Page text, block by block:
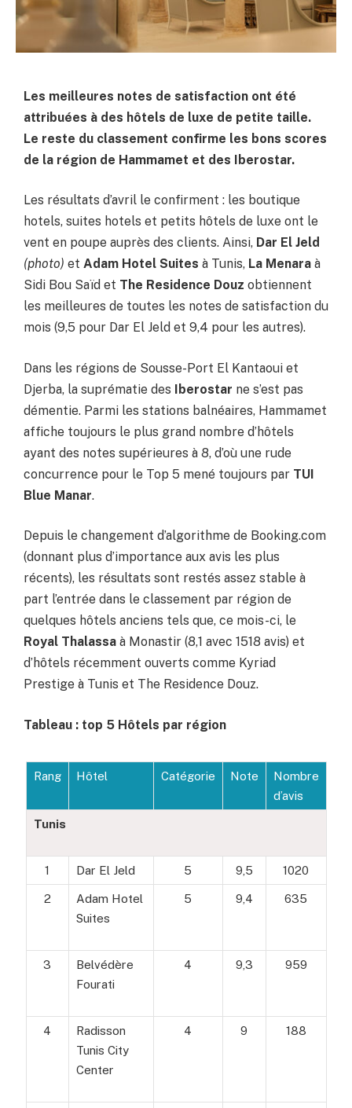
Les meilleures notes de satisfaction ont été
attribuées à des hôtels de luxe de petite taille.
Le reste du classement confirme les bons scores
de la région de Hammamet et des Iberostar.
Les résultats d’avril le confirment : les boutique
hotels, suites hotels et petits hôtels de luxe ont le
vent en poupe auprès des clients. Ainsi, Dar El Jeld
(photo) et Adam Hotel Suites à Tunis, La Menara à
Sidi Bou Saïd et The Residence Douz obtiennent
les meilleures de toutes les notes de satisfaction du
mois (9,5 pour Dar El Jeld et 9,4 pour les autres).
Dans les régions de Sousse-Port El Kantaoui et
Djerba, la suprématie des Iberostar ne s’est pas
démentie. Parmi les stations balnéaires, Hammamet
affiche toujours le plus grand nombre d’hôtels
ayant des notes supérieures à 8, d’où une rude
concurrence pour le Top 5 mené toujours par TUI
Blue Manar.
Depuis le changement d’algorithme de Booking.com
(donnant plus d’importance aux avis les plus
récents), les résultats sont restés assez stable à
part l’entrée dans le classement par région de
quelques hôtels anciens tels que, ce mois-ci, le
Royal Thalassa à Monastir (8,1 avec 1518 avis) et
d’hôtels récemment ouverts comme Kyriad
Prestige à Tunis et The Residence Douz.
Tableau : top 5 Hôtels par région
Rang Hôtel Catégorie Note
Nombre
d’avis
Tunis
1 Dar El Jeld 5 9,5 1020
2
Adam Hotel
Suites
5 9,4 635
3
Belvédère
Fourati
4 9,3 959
4
Radisson
Tunis City
Center
4 9 188